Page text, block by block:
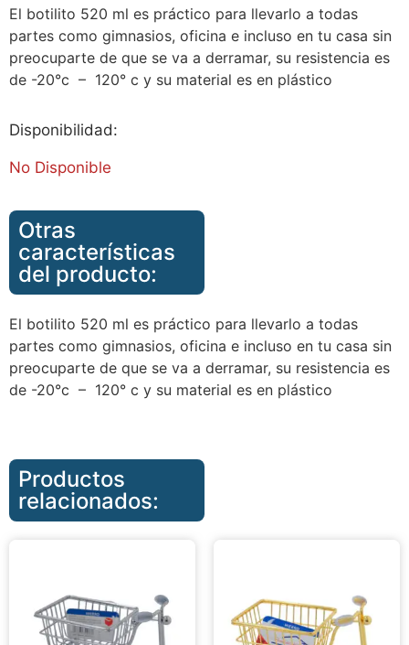
El botilito 520 ml es práctico para llevarlo a todas
partes como gimnasios, oficina e incluso en tu casa sin
preocuparte de que se va a derramar, su resistencia es
de -20°c – 120° c y su material es en plástico
Disponibilidad:
No Disponible
Otras
características
del producto:
El botilito 520 ml es práctico para llevarlo a todas
partes como gimnasios, oficina e incluso en tu casa sin
preocuparte de que se va a derramar, su resistencia es
de -20°c – 120° c y su material es en plástico
Productos
relacionados: